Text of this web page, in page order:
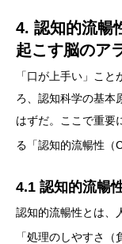
4. 認知的流暢
起こす脳のア
「口が上手い」こ
ろ、認知科学の基本
はずだ。ここで重要
る「認知的流暢性（
4.1 認知的流暢
認知的流暢性とは、
「処理のしやすさ